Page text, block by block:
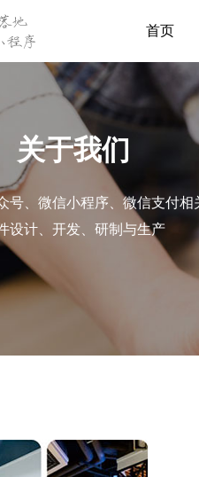
首页
关于我们
号、微信小程序、微信支付相
设计、开发、研制与生产